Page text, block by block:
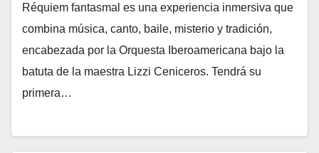
Réquiem fantasmal es una experiencia inmersiva que
combina música, canto, baile, misterio y tradición,
encabezada por la Orquesta Iberoamericana bajo la
batuta de la maestra Lizzi Ceniceros. Tendrá su
primera…